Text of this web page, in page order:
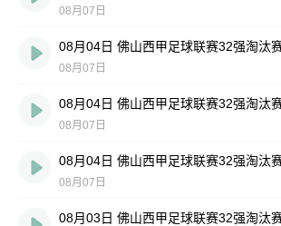
08月07日
08月07日
08月07日
08月07日